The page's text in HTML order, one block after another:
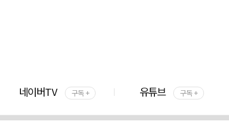
네이버TV 구독 + 유튜브 구독 +